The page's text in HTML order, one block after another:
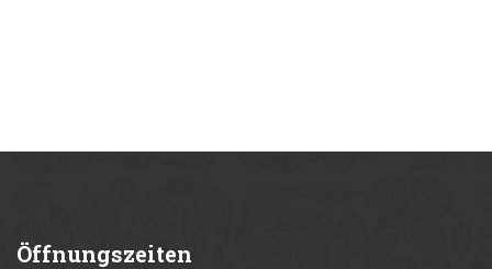
Öffnungszeiten